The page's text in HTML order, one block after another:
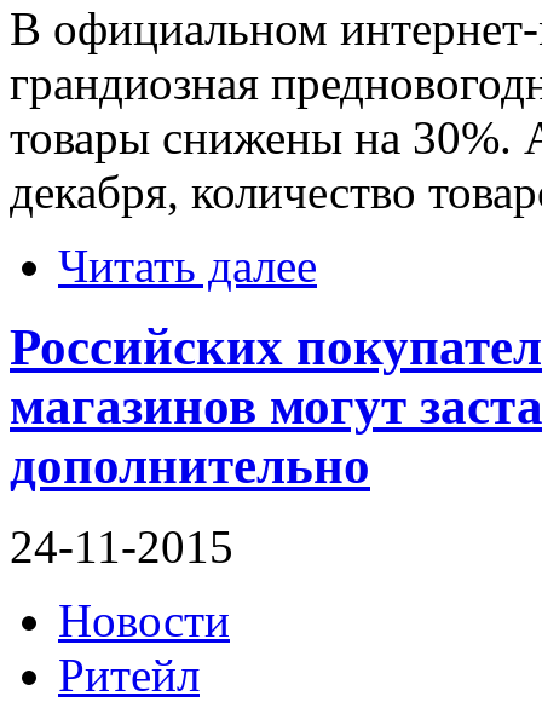
В официальном
грандиозная
товары снижены на 30%.
декабря, количество
Читать далее
Российских
магазинов могут
дополнительно
24-11-2015
Новости
Ритейл